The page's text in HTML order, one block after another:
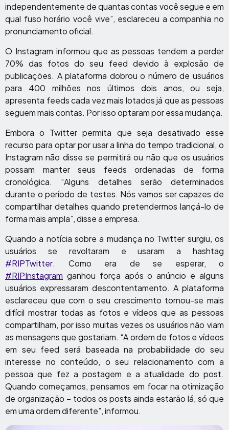
independentemente de quantas contas você segue e em
qual fuso horário você vive”, esclareceu a companhia no
pronunciamento oficial.
O Instagram informou que as pessoas tendem a perder
70% das fotos do seu feed devido à explosão de
publicações. A plataforma dobrou o número de usuários
para 400 milhões nos últimos dois anos, ou seja,
apresenta feeds cada vez mais lotados já que as pessoas
seguem mais contas. Por isso optaram por essa mudança.
Embora o Twitter permita que seja desativado esse
recurso para optar por usar a linha do tempo tradicional, o
Instagram não disse se permitirá ou não que os usuários
possam manter seus feeds ordenadas de forma
cronológica. “Alguns detalhes serão determinados
durante o período de testes. Nós vamos ser capazes de
compartilhar detalhes quando pretendermos lançá-lo de
forma mais ampla”, disse a empresa.
Quando a notícia sobre a mudança no Twitter surgiu, os
usuários se revoltaram e usaram a hashtag
#RIPTwitter. Como era de se esperar, o
#RIPInstagram ganhou força após o anúncio e alguns
usuários expressaram descontentamento. A plataforma
esclareceu que com o seu crescimento tornou-se mais
difícil mostrar todas as fotos e vídeos que as pessoas
compartilham, por isso muitas vezes os usuários não viam
as mensagens que gostariam. “A ordem de fotos e vídeos
em seu feed será baseada na probabilidade do seu
interesse no conteúdo, o seu relacionamento com a
pessoa que fez a postagem e a atualidade do post.
Quando começamos, pensamos em focar na otimização
de organização – todos os posts ainda estarão lá, só que
em uma ordem diferente”, informou.